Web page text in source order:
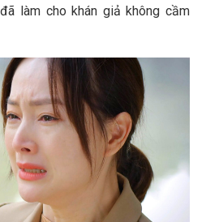
làm cho khán giả không cầm